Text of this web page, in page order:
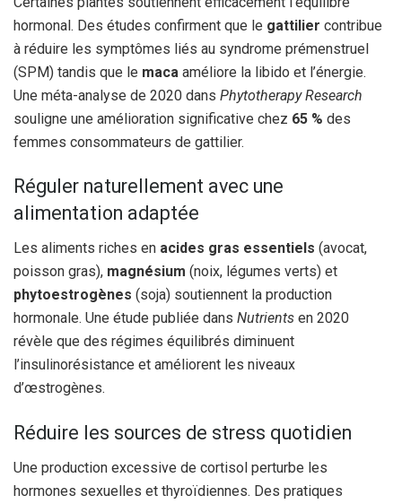
hormonal. Des études confirment que le gattilier contribue
à réduire les symptômes liés au syndrome prémenstruel
(SPM) tandis que le maca améliore la libido et l’énergie.
Une méta-analyse de 2020 dans Phytotherapy Research
souligne une amélioration significative chez 65 % des
femmes consommateurs de gattilier.
Réguler naturellement avec une
alimentation adaptée
Les aliments riches en acides gras essentiels (avocat,
poisson gras), magnésium (noix, légumes verts) et
phytoestrogènes (soja) soutiennent la production
hormonale. Une étude publiée dans Nutrients en 2020
révèle que des régimes équilibrés diminuent
l’insulinorésistance et améliorent les niveaux
d’œstrogènes.
Réduire les sources de stress quotidien
Une production excessive de cortisol perturbe les
hormones sexuelles et thyroïdiennes. Des pratiques